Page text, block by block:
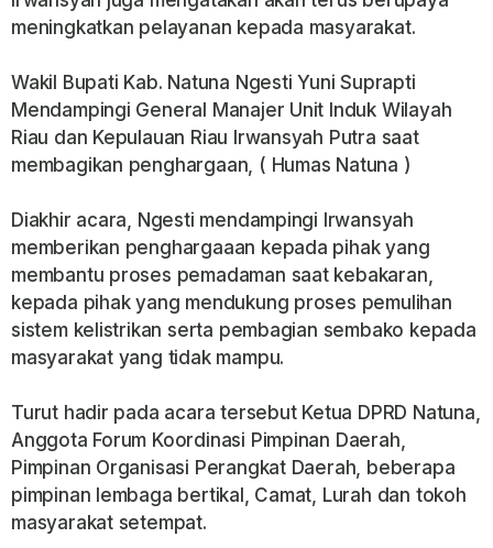
meningkatkan pelayanan kepada masyarakat.
Wakil Bupati Kab. Natuna Ngesti Yuni Suprapti
Mendampingi General Manajer Unit Induk Wilayah
Riau dan Kepulauan Riau Irwansyah Putra saat
membagikan penghargaan, ( Humas Natuna )
Diakhir acara, Ngesti mendampingi Irwansyah
memberikan penghargaaan kepada pihak yang
membantu proses pemadaman saat kebakaran,
kepada pihak yang mendukung proses pemulihan
sistem kelistrikan serta pembagian sembako kepada
masyarakat yang tidak mampu.
Turut hadir pada acara tersebut Ketua DPRD Natuna,
Anggota Forum Koordinasi Pimpinan Daerah,
Pimpinan Organisasi Perangkat Daerah, beberapa
pimpinan lembaga bertikal, Camat, Lurah dan tokoh
masyarakat setempat.